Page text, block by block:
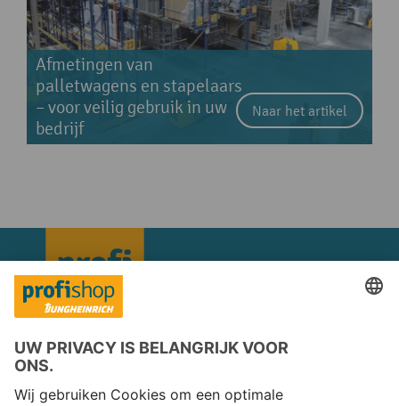
Afmetingen van
palletwagens en stapelaars
– voor veilig gebruik in uw
bedrijf
Naar het artikel
Copyright © 2026 Jungheinrich PROFISHOP